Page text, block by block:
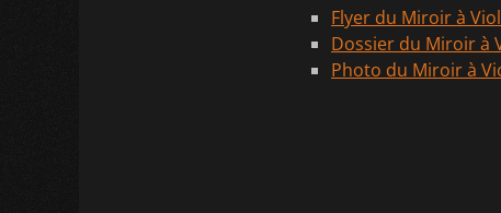
Flyer du Miroir à
Dossier du Miroir à
Photo du Miroir à